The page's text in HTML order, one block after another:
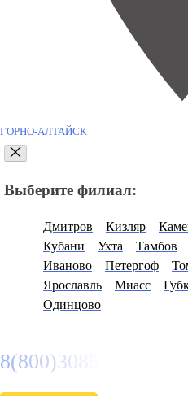
ГОРНО-АЛТАЙСК
Выберите филиал:
Дмитров Кизляр
Кубани
Ухта Тамбов
Иваново
Петергоф
Ярославль
Миасс
Одинцово
8(800)3085303